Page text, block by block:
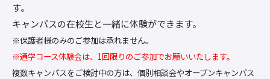
す。
キャンパスの在校生と一緒に体験ができます。
※保護者様のみのご参加は承れません。
※通学コース体験会は、1回限りのご参加でお願いいたします。
複数キャンパスをご検討中の方は、個別相談会やオープンキャンパス